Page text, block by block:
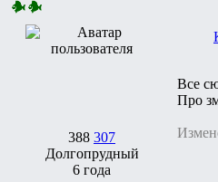
388 307
Долгопрудный
6 года
Все
Про